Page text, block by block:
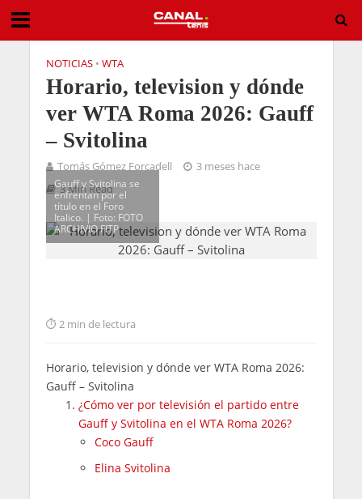
NOTICIAS • WTA
Horario, television y dónde
ver WTA Roma 2026: Gauff
– Svitolina
Tomás Gómez Forcadell
3 meses hace
3 Min Read
Gauff y Svitolina se
enfrentan por el
título en el Foro
Italico. | Foto: FOTO
ARCHIVIO FITP
2 min de lectura
Horario, television y dónde ver WTA Roma 2026:
Gauff – Svitolina
¿Cómo ver por televisión el partido entre
Gauff y Svitolina en el WTA Roma 2026?
Coco Gauff
Elina Svitolina